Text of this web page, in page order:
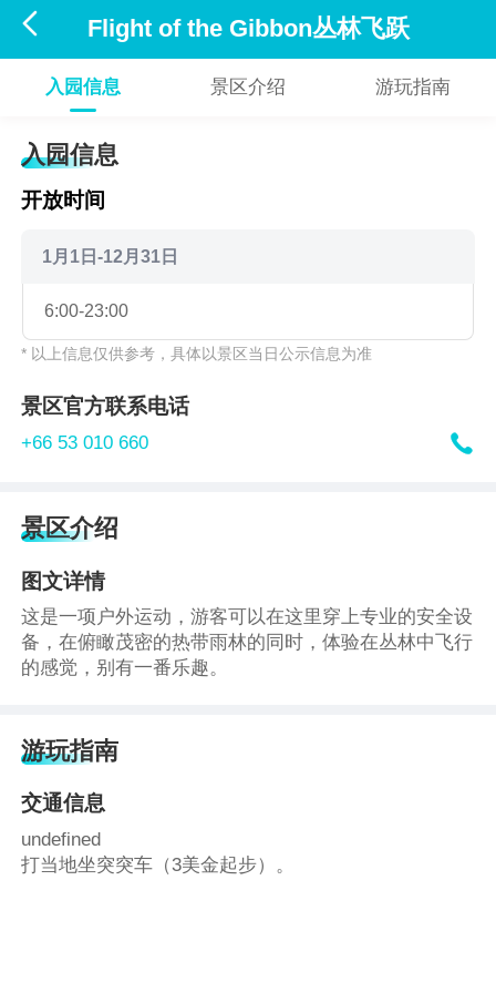
 Flight of the Gibbon丛林飞跃
入园信息 景区介绍 游玩指南
入园信息
开放时间
1月1日-12月31日
6:00-23:00
* 以上信息仅供参考，具体以景区当日公示信息为准
景区官方联系电话
+66 53 010 660 
景区介绍
图文详情
这是一项户外运动，游客可以在这里穿上专业的安全设
备，在俯瞰茂密的热带雨林的同时，体验在丛林中飞行
的感觉，别有一番乐趣。
游玩指南
交通信息
undefined
打当地坐突突车（3美金起步）。